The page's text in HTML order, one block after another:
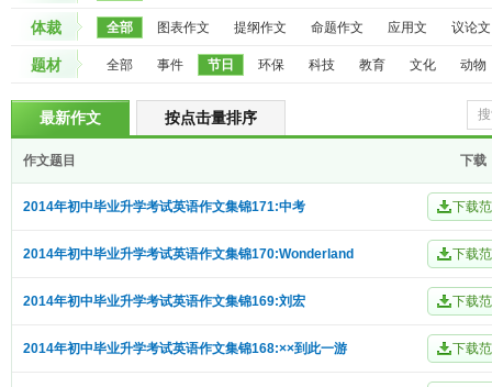
体裁 全部 图表作文 提纲作文 命题作文 应用文 议论文
题材 全部 事件 节日 环保 科技 教育 文化 动物
最新作文 按点击量排序
作文题目 下载
2014年初中毕业升学考试英语作文集锦171:中考
2014年初中毕业升学考试英语作文集锦170:Wonderland
2014年初中毕业升学考试英语作文集锦169:刘宏
2014年初中毕业升学考试英语作文集锦168:××到此一游